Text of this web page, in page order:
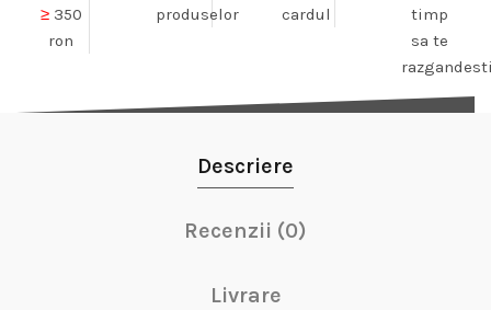
≥350
ron
produselor
cardul
timp
sa te
Descriere
Recenzii (0)
Livrare